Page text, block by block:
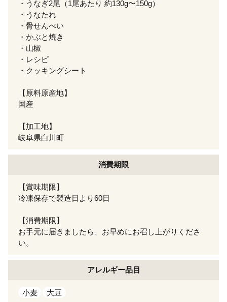
・うなぎ2尾（1尾あたり 約130g〜150g）
・うなたれ
・骨せんべい
・かぶと焼き
・山椒
・レシピ
・クッキングシート
【原料原産地】
国産
【加工地】
岐阜県白川町
消費期限
【賞味期限】
冷凍保存で製造日より60日
【消費期限】
お手元に届きましたら、お早めにお召し上がりくださ
い。
アレルギー品目
小麦 大豆